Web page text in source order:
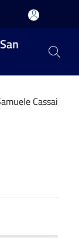
Cassai